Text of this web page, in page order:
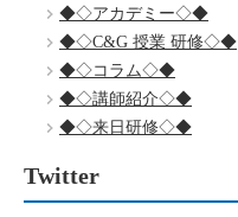
◆◇アカデミー◇◆
◆◇C&G 授業 研修◇◆
◆◇コラム◇◆
◆◇講師紹介◇◆
◆◇来日研修◇◆
Twitter